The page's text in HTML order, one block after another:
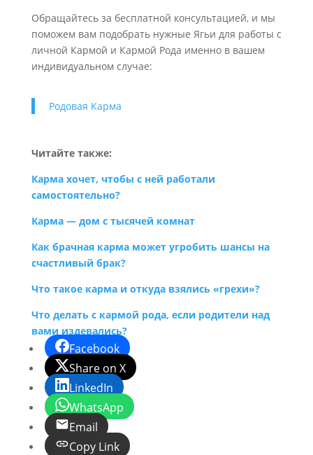
Обращайтесь за бесплатной консультацией, и мы
поможем вам подобрать нужные Ягьи для работы с
личной Кармой и Кармой Рода именно в вашем
индивидуальном случае:
Родовая Карма
Читайте также:
Карма хочет, чтобы с ней работали
самостоятельно?
Карма — дом с тысячей комнат
Как брачная карма может угробить шансы на
счастливый брак?
Что такое карма и откуда взялись «грехи»?
Что делать с кармой рода, если родители над
вами издевались?
Facebook
Share on X
LinkedIn
WhatsApp
Email
Copy Link